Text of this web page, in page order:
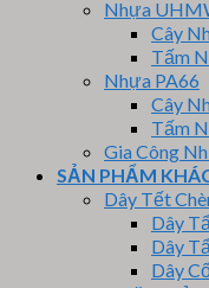
Nhựa
Cây
Tấm
Nhựa PA66
Cây
Tấm
Gia Công
SẢN PHẨM
Dây Tết
Dây
Dây
Dây